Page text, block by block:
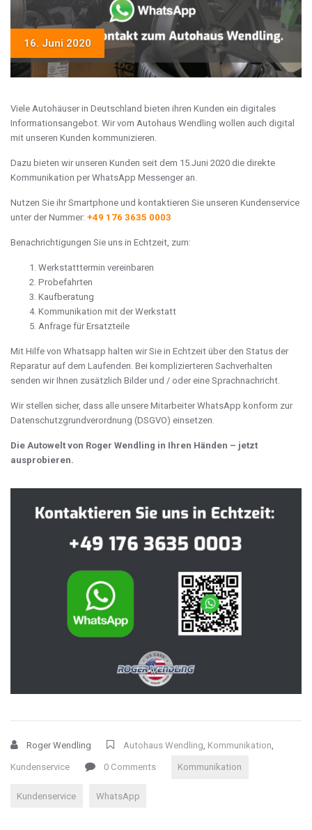
16. Juni 2020
Viele Autohäuser in Deutschland bieten ihren Kunden ein digitales
Informationsangebot. Wir vom Autohaus Wendling wollen auch digital
mit unseren Kunden kommunizieren.
Dazu bieten wir unseren Kunden seit dem 15.Juni 2020 die direkte
Kommunikation per WhatsApp Messenger an.
Nutzen Sie ihr Smartphone und kontaktieren Sie unseren Kundenservice
unter der Nummer: +49 176 3635 0003
Benachrichtigungen Sie uns in Echtzeit, zum:
Werkstatttermin vereinbaren
Probefahrten
Kaufberatung
Kommunikation mit der Werkstatt
Anfrage für Ersatzteile
Mit Hilfe von Whatsapp halten wir Sie in Echtzeit über den Status der
Reparatur auf dem Laufenden. Bei komplizierteren Sachverhalten
senden wir Ihnen zusätzlich Bilder und / oder eine Sprachnachricht.
Wir stellen sicher, dass alle unsere Mitarbeiter WhatsApp konform zur
Datenschutzgrundverordnung (DSGVO) einsetzen.
Die Autowelt von Roger Wendling in Ihren Händen – jetzt
ausprobieren.
Roger Wendling Autohaus Wendling Kommunikation
Kundenservice 0 Comments Kommunikation
Kundenservice WhatsApp